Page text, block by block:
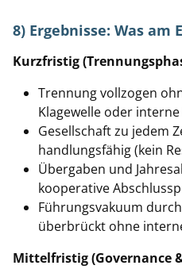
8) Ergebnisse: Was am
Kurzfristig
Trennung vollzogen
Klagewelle oder
Gesellschaft zu jedem
handlungsfähig (kein
Übergaben und
kooperative
Führungsvakuum
überbrückt ohne
Mittelfristig (Governance